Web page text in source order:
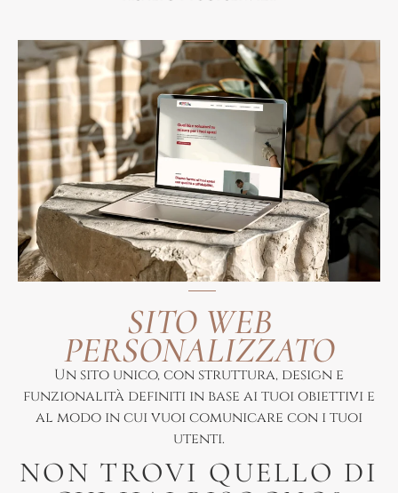
SITO WEB
PERSONALIZZATO
Un sito unico, con struttura, design e
funzionalità definiti in base ai tuoi obiettivi e
al modo in cui vuoi comunicare con i tuoi
utenti.
NON TROVI QUELLO DI